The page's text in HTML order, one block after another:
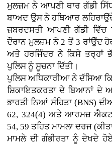
ਮੁਲਜ਼ਮ ਨੇ ਆਪਣੀ ਥਾਰ ਗੱਡੀ
ਬਾਅਦ ਉਸ ਨੇ ਹਥਿਆਰ
ਜ਼ਬਰਦਸਤੀ ਆਪਣੀ ਗੱਡੀ ਵਿੱਚ
ਦੌਰਾਨ ਮੁਲਜ਼ਮ ਨੇ 2 ਤੋਂ 3 ਰਾਂਉੰਦ
ਅਤੇ ਹਰਜਿੰਦਰ ਨੇ ਕਿਸੇ
ਪੁਲਿਸ ਨੂੰ ਸੂਚਨਾ ਦਿੱਤੀ।
ਪੁਲਿਸ ਅਧਿਕਾਰੀਆ ਨੇ ਦੱਸਿਆ
ਸ਼ਿਕਾਇਤਕਰਤਾ ਦੇ ਬਿਆਨਾਂ ਦੇ
ਭਾਰਤੀ ਨਿਆਂ ਸੰਹਿਤਾ (BNS)
62, 324(4) ਅਤੇ ਆਰਮਜ਼ ਐਕਟ
54, 59 ਤਹਿਤ ਮਾਮਲਾ ਦਰਜ
ਮਾਮਲੇ ਦੀ ਗੰਭੀਰਤਾ ਨੂੰ ਦੇਖਦੇ